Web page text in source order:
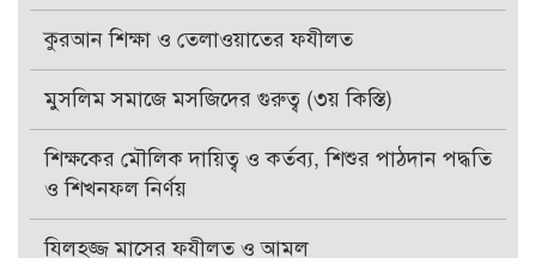
কুরআন শিক্ষা ও তেলাওয়াতের ফযীলত
মুসলিম সমাজে মসজিদের গুরুত্ব (৩য় কিস্তি)
শিক্ষকের মৌলিক দায়িত্ব ও কর্তব্য, শিশুর পাঠদান পদ্ধতি
ও শিখনফল নির্ণয়
যিলহজ্জ মাসের ফযীলত ও আমল